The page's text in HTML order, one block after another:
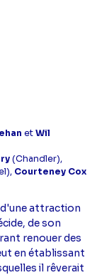
etWil
(Chandler),
Courteney Cox
attraction
de son
renouer des
en établissant
il rêverait